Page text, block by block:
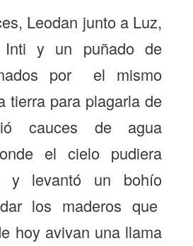
Leodan junto a Luz,
Inti y un puñado de
por el mismo
tierra para plagarla de
cauces de agua
el cielo pudiera
y levantó un bohío
los maderos que
hoy avivan una llama